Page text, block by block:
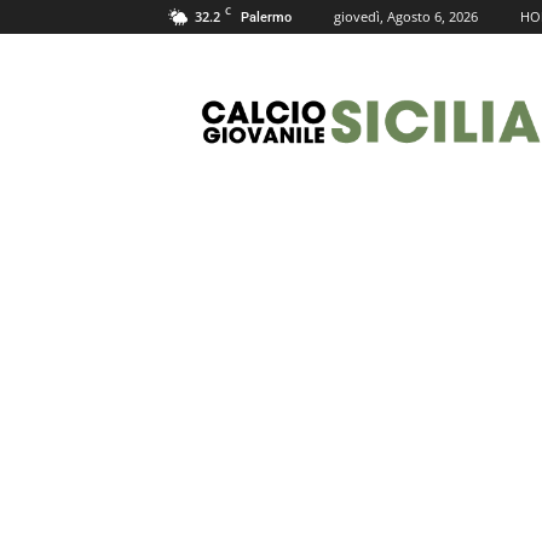
32.2 C Palermo giovedì, Agosto 6, 2026
Giovanile
Sicilia